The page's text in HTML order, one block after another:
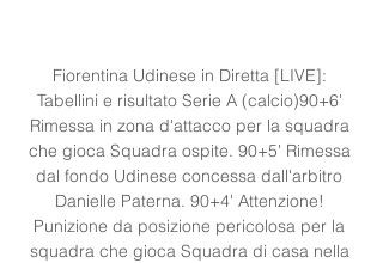
Fiorentina Udinese in Diretta [LIVE]:
Tabellini e risultato Serie A (calcio)90+6'
Rimessa in zona d'attacco per la squadra
che gioca Squadra ospite. 90+5' Rimessa
dal fondo Udinese concessa dall'arbitro
Danielle Paterna. 90+4' Attenzione!
Punizione da posizione pericolosa per la
squadra che gioca Squadra di casa nella